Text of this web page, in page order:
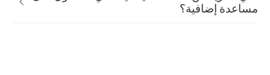
مساعدة إضافية؟